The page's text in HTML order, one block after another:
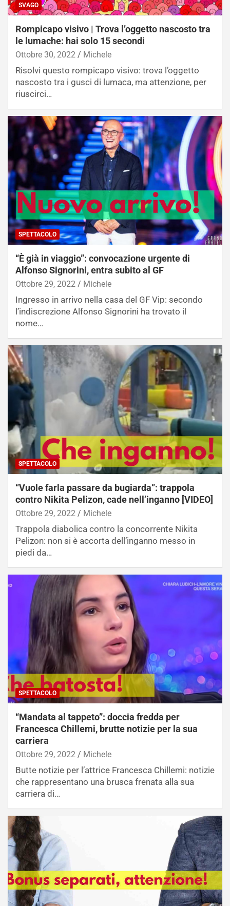
SVAGO
Rompicapo visivo | Trova l’oggetto nascosto tra
le lumache: hai solo 15 secondi
Ottobre 30, 2022 Michele
Risolvi questo rompicapo visivo: trova l’oggetto
nascosto tra i gusci di lumaca, ma attenzione, per
riuscirci…
SPETTACOLO
“È già in viaggio”: convocazione urgente di
Alfonso Signorini, entra subito al GF
Ottobre 29, 2022 Michele
Ingresso in arrivo nella casa del GF Vip: secondo
l’indiscrezione Alfonso Signorini ha trovato il
nome…
SPETTACOLO
“Vuole farla passare da bugiarda”: trappola
contro Nikita Pelizon, cade nell’inganno [VIDEO]
Ottobre 29, 2022 Michele
Trappola diabolica contro la concorrente Nikita
Pelizon: non si è accorta dell’inganno messo in
piedi da…
SPETTACOLO
“Mandata al tappeto”: doccia fredda per
Francesca Chillemi, brutte notizie per la sua
carriera
Ottobre 29, 2022 Michele
Butte notizie per l’attrice Francesca Chillemi: notizie
che rappresentano una brusca frenata alla sua
carriera di…